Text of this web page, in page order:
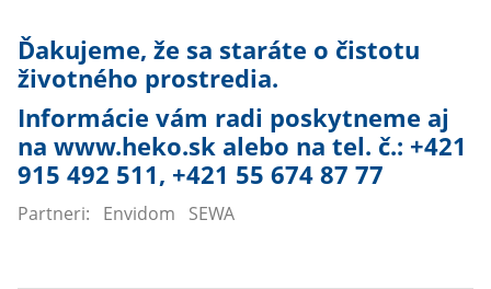
Ďakujeme, že sa staráte o čistotu
životného prostredia.
Informácie vám radi poskytneme aj
na www.heko.sk alebo na tel. č.: +421
915 492 511, +421 55 674 87 77
Partneri: Envidom SEWA